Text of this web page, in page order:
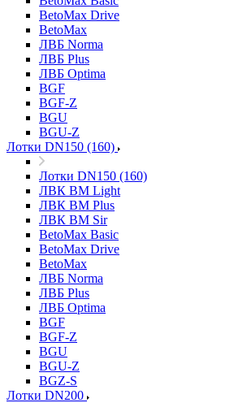
BetoMax Drive
BetoMax
ЛВБ Norma
ЛВБ Plus
ЛВБ Optima
BGF
BGF-Z
BGU
BGU-Z
Лотки DN150 (160)
Лотки DN150 (160)
ЛВК ВМ Light
ЛВК ВМ Plus
ЛВК ВМ Sir
BetoMax Basic
BetoMax Drive
BetoMax
ЛВБ Norma
ЛВБ Plus
ЛВБ Optima
BGF
BGF-Z
BGU
BGU-Z
BGZ-S
Лотки DN200